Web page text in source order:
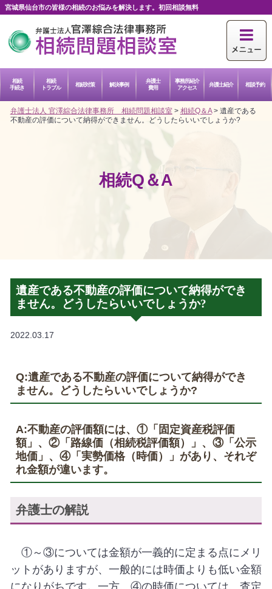
宮城県仙台市の皆様の相続のお悩みを解決します。初回相談無料
相続
手続き
相続
トラブル
相続対策 解決事例
弁護士
費用
事務所紹介
アクセス
弁護士紹介 相談予約
弁護士法人 官澤綜合法律事務所 相続問題相談室> 相続Q＆A> 遺産である
不動産の評価について納得ができません。どうしたらいいでしょうか?
相続Q＆A
遺産である不動産の評価について納得ができ
ません。どうしたらいいでしょうか?
2022.03.17
Q:遺産である不動産の評価について納得ができ
ません。どうしたらいいでしょうか?
A:不動産の評価額には、①「固定資産税評価
額」、②「路線価（相続税評価額）」、③「公示
地価」、④「実勢価格（時価）」があり、それぞ
れ金額が違います。
弁護士の解説
①～③については金額が一義的に定まる点にメリ
ットがありますが、一般的には時価よりも低い金額
になりがちです。一方、④の時価については、査定